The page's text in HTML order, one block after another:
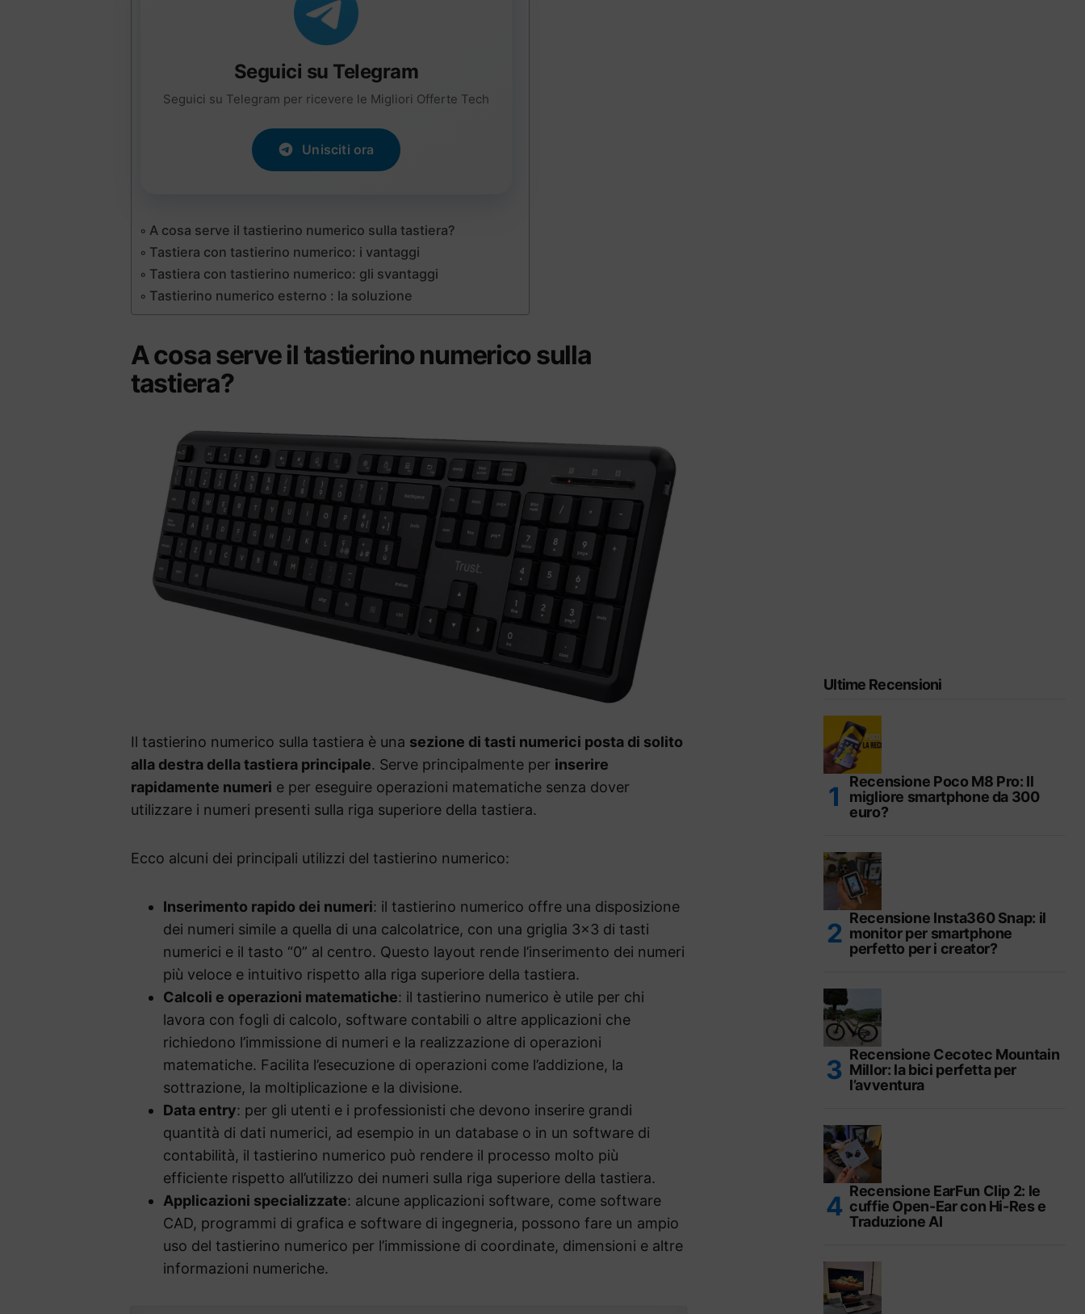
Seguici su Telegram
Seguici su Telegram per ricevere le Migliori Offerte Tech
Unisciti ora
A cosa serve il tastierino numerico sulla tastiera?
Tastiera con tastierino numerico: i vantaggi
Tastiera con tastierino numerico: gli svantaggi
Tastierino numerico esterno : la soluzione
A cosa serve il tastierino numerico sulla
tastiera?
Il tastierino numerico sulla tastiera è una sezione di tasti numerici posta di solito
alla destra della tastiera principale. Serve principalmente per inserire
rapidamente numeri e per eseguire operazioni matematiche senza dover
utilizzare i numeri presenti sulla riga superiore della tastiera.
Ecco alcuni dei principali utilizzi del tastierino numerico:
Inserimento rapido dei numeri: il tastierino numerico offre una disposizione
dei numeri simile a quella di una calcolatrice, con una griglia 3×3 di tasti
numerici e il tasto “0” al centro. Questo layout rende l’inserimento dei numeri
più veloce e intuitivo rispetto alla riga superiore della tastiera.
Calcoli e operazioni matematiche: il tastierino numerico è utile per chi
lavora con fogli di calcolo, software contabili o altre applicazioni che
richiedono l’immissione di numeri e la realizzazione di operazioni
matematiche. Facilita l’esecuzione di operazioni come l’addizione, la
sottrazione, la moltiplicazione e la divisione.
Data entry: per gli utenti e i professionisti che devono inserire grandi
quantità di dati numerici, ad esempio in un database o in un software di
contabilità, il tastierino numerico può rendere il processo molto più
efficiente rispetto all’utilizzo dei numeri sulla riga superiore della tastiera.
Applicazioni specializzate: alcune applicazioni software, come software
CAD, programmi di grafica e software di ingegneria, possono fare un ampio
uso del tastierino numerico per l’immissione di coordinate, dimensioni e altre
informazioni numeriche.
Ultime Recensioni
Recensione Poco M8 Pro: Il
migliore smartphone da 300
euro?
Recensione Insta360 Snap: il
monitor per smartphone
perfetto per i creator?
Recensione Cecotec Mountain
Millor: la bici perfetta per
l’avventura
Recensione EarFun Clip 2: le
cuffie Open-Ear con Hi-Res e
Traduzione AI